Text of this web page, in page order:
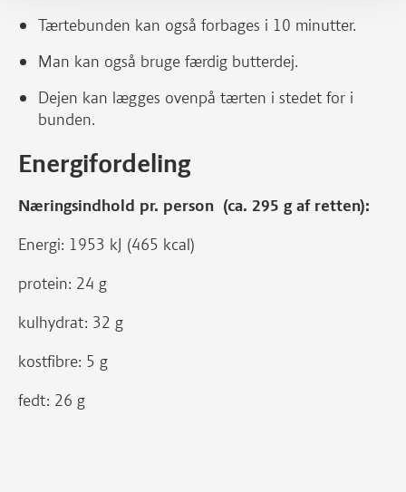
Tærtebunden kan også forbages i 10 minutter.
Man kan også bruge færdig butterdej.
Dejen kan lægges ovenpå tærten i stedet for i
bunden.
Energifordeling
Næringsindhold pr. person (ca. 295 g af retten):
Energi: 1953 kJ (465 kcal)
protein: 24 g
kulhydrat: 32 g
kostfibre: 5 g
fedt: 26 g